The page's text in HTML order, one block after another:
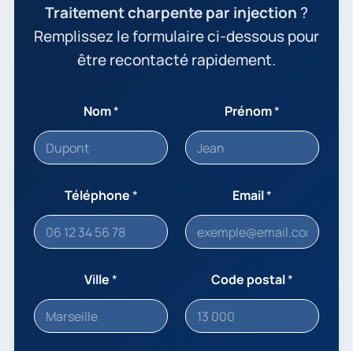
Traitement charpente par injection ?
Remplissez le formulaire ci-dessous pour
être recontacté rapidement.
Nom* Prénom*
Téléphone* Email*
Ville* Code postal*